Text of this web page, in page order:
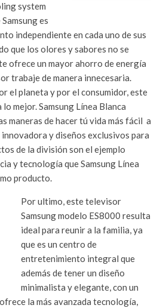
system
es
independiente en cada uno de sus
que los olores y sabores no se
ofrece un mayor ahorro de energía
trabaje de manera innecesaria.
el planeta y por el consumidor, este
mejor. Samsung Línea Blanca
maneras de hacer tú vida más fácil a
y diseños exclusivos para
de la división son el ejemplo
y tecnología que Samsung Línea
producto.
Por ultimo, este televisor
Samsung modelo ES8000 resulta
ideal para reunir a la familia, ya
que es un centro de
entretenimiento integral que
además de tener un diseño
minimalista y elegante, con un
la más avanzada tecnología,